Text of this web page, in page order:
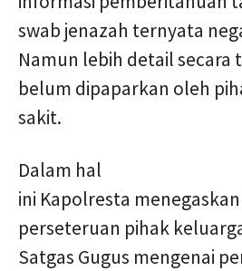
swab jenazah ternyata
Namun lebih detail secara
belum dipaparkan oleh
sakit.
Dalam hal
ini Kapolresta
perseteruan pihak
Satgas Gugus mengenai